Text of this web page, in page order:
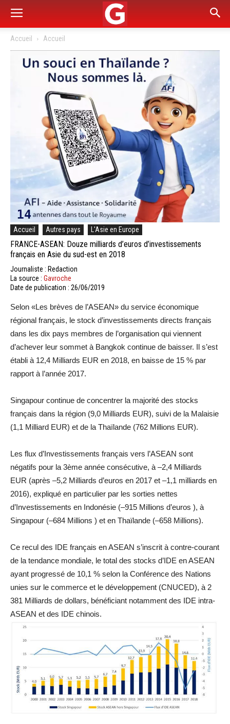
Accueil Accueil
Accueil Autres pays L'Asie en Europe
FRANCE-ASEAN: Douze milliards d’euros d’investissements
français en Asie du sud-est en 2018
Journaliste : Redaction
La source : Gavroche
Date de publication : 26/06/2019
Selon «Les brèves de l’ASEAN» du service économique
régional français, le stock d’investissements directs français
dans les dix pays membres de l’organisation qui viennent
d’achever leur sommet à Bangkok continue de baisser. Il s’est
établi à 12,4 Milliards EUR en 2018, en baisse de 15 % par
rapport à l’année 2017.
Singapour continue de concentrer la majorité des stocks
français dans la région (9,0 Milliards EUR), suivi de la Malaisie
(1,1 Milliard EUR) et de la Thaïlande (762 Millions EUR).
Les flux d’Investissements français vers l’ASEAN sont
négatifs pour la 3ème année consécutive, à –2,4 Milliards
EUR (après –5,2 Milliards d’euros en 2017 et –1,1 milliards en
2016), expliqué en particulier par les sorties nettes
d’Investissements en Indonésie (–915 Millions d’euros ), à
Singapour (–684 Millions ) et en Thaïlande (–658 Millions).
Ce recul des IDE français en ASEAN s’inscrit à contre-courant
de la tendance mondiale, le total des stocks d’IDE en ASEAN
ayant progressé de 10,1 % selon la Conférence des Nations
unies sur le commerce et le développement (CNUCED), à 2
381 Milliards de dollars, bénéficiant notamment des IDE intra-
ASEAN et des IDE chinois.